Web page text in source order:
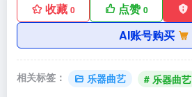
收藏 0 点赞0
AI账号购买
相关标签： 乐器曲艺 # 乐器曲艺